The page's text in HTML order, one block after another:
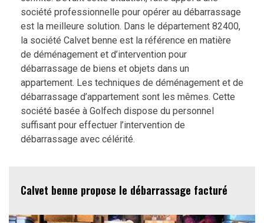
société professionnelle pour opérer au débarrassage
est la meilleure solution. Dans le département 82400,
la société Calvet benne est la référence en matière
de déménagement et d’intervention pour
débarrassage de biens et objets dans un
appartement. Les techniques de déménagement et de
débarrassage d’appartement sont les mêmes. Cette
société basée à Golfech dispose du personnel
suffisant pour effectuer l’intervention de
débarrassage avec célérité.
Calvet benne propose le débarrassage facturé